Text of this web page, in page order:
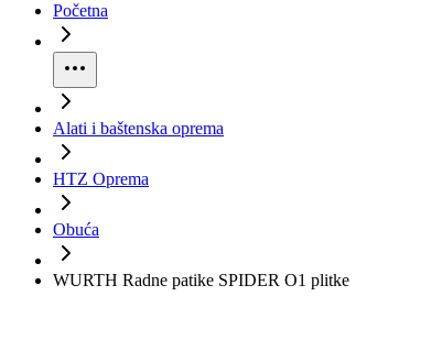
Početna
Alati i baštenska oprema
HTZ Oprema
Obuća
WURTH Radne patike SPIDER O1 plitke